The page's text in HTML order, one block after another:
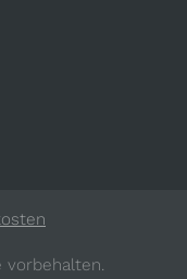
vorbehalten.